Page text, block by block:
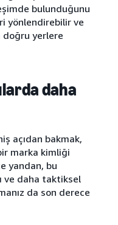
bulunduğunu
yönlendirebilir ve
doğru yerlere
daha
açıdan bakmak,
marka kimliği
yandan, bu
ve daha taktiksel
da son derece